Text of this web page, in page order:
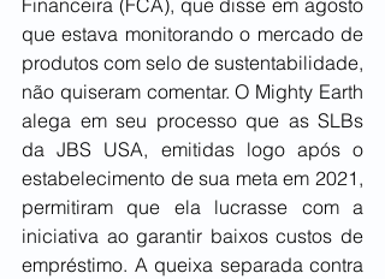
Financeira (FCA), que disse em agosto
que estava monitorando o mercado de
produtos com selo de sustentabilidade,
não quiseram comentar. O Mighty Earth
alega em seu processo que as SLBs
da JBS USA, emitidas logo após o
estabelecimento de sua meta em 2021,
permitiram que ela lucrasse com a
iniciativa ao garantir baixos custos de
empréstimo. A queixa separada contra